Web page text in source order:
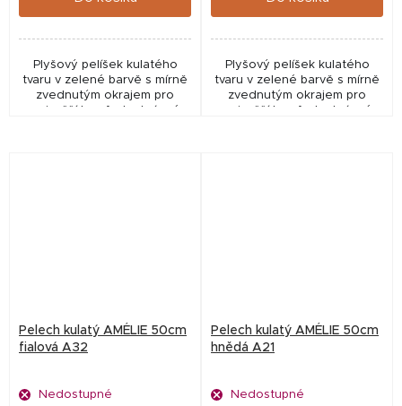
Plyšový pelíšek kulatého
tvaru v zelené barvě s mírně
zvednutým okrajem pro
Plyšový pelíšek kulatého
tvaru v zelené barvě s mírně
zvednutým okrajem pro
Pelech kulatý AMÉLIE 50cm
fialová A32
Nedostupné
Pelech kulatý AMÉLIE 50cm
hnědá A21
Nedostupné